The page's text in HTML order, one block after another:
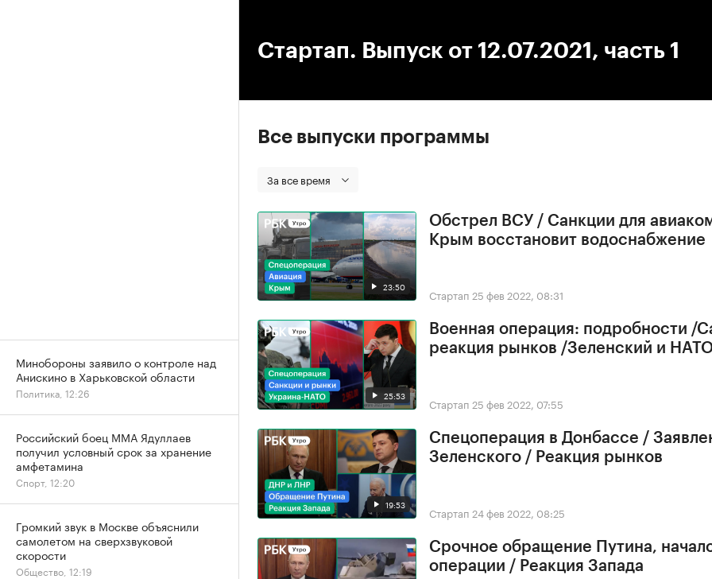
Стартап. Выпуск от 12.07.2021, часть 1
Все выпуски программы
За все время
23:50
Обстрел ВСУ / Санкции для
Крым восстановит водоснабжение
Стартап 25 фев 2022, 08:31
25:53
Военная операция: подробности /
реакция рынков /Зеленский и
Стартап 25 фев 2022, 07:55
19:53
Спецоперация в Донбассе /
Зеленского / Реакция рынков
Стартап 24 фев 2022, 08:25
Срочное обращение Путина,
операции / Реакция Запада
Минобороны заявило о контроле над
Анискино в Харьковской области
Политика, 12:26
Российский боец ММА Ядуллаев
получил условный срок за хранение
амфетамина
Спорт, 12:20
Громкий звук в Москве объяснили
самолетом на сверхзвуковой
скорости
Общество, 12:19